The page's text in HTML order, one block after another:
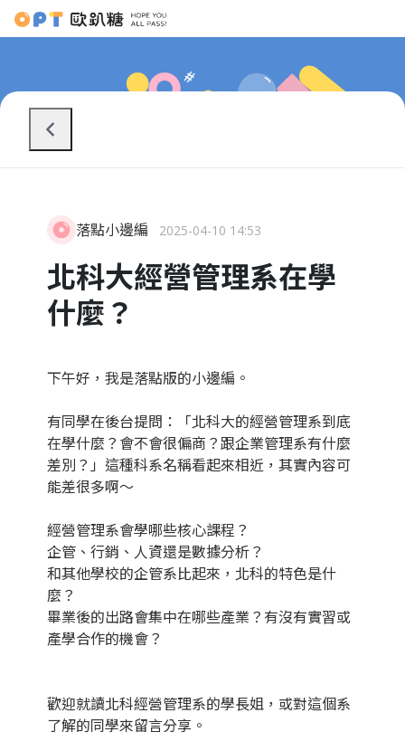
落點小邊編 2025-04-10 14:53
北科大經營管理系在學
什麼？
下午好，我是落點版的小邊編。
有同學在後台提問：「北科大的經營管理系到底
在學什麼？會不會很偏商？跟企業管理系有什麼
差別？」這種科系名稱看起來相近，其實內容可
能差很多啊～
經營管理系會學哪些核心課程？
企管、行銷、人資還是數據分析？
和其他學校的企管系比起來，北科的特色是什
麼？
畢業後的出路會集中在哪些產業？有沒有實習或
產學合作的機會？
歡迎就讀北科經營管理系的學長姐，或對這個系
了解的同學來留言分享。